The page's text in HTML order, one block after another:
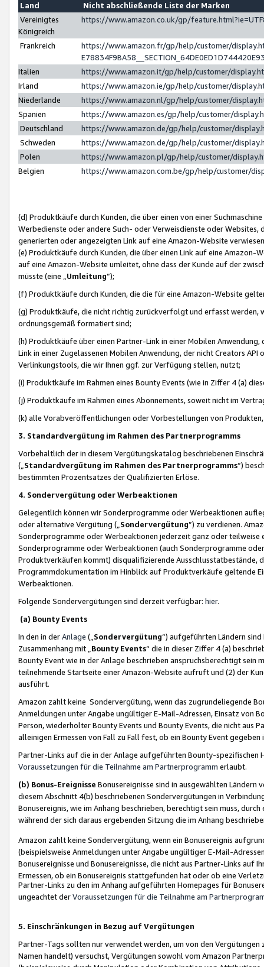
Land
Nicht abschließende Liste der Marken
Vereinigtes
Königreich
https://www.amazon.co.uk/gp/
Frankreich
https://www.amazon.fr/gp/help/customer/
Italien
https://www.amazon.it/gp/help/customer/
Irland
https://www.amazon.ie/gp/help/customer/
Niederlande
https://www.amazon.nl/gp/help/customer/
Spanien
https://www.amazon.es/gp/help/customer/
Deutschland
https://www.amazon.de/gp/help/customer/
Schweden
https://www.amazon.de/gp/help/customer/
Polen
https://www.amazon.pl/gp/help/customer/
Belgien
https://www.amazon.com.be/gp/help/customer/
(d) Produktkäufe durch Kunden, die über einen von einer
Werbedienste oder andere Such- oder Verweisdienste oder Websites,
generierten oder angezeigten Link auf eine Amazon-Website
(e) Produktkäufe durch Kunden, die über einen Link auf eine
auf eine Amazon-Website umleitet, ohne dass der Kunde auf der
müsste (eine „ Umleitung“);
(f) Produktkäufe durch Kunden, die die für eine Amazon-Website
(g) Produktkäufe, die nicht richtig zurückverfolgt und erfasst werden,
ordnungsgemäß formatiert sind;
(h) Produktkäufe über einen Partner-Link in einer Mobilen
Link in einer Zugelassenen Mobilen Anwendung, der nicht Creators
Verlinkungstools, die wir Ihnen ggf. zur Verfügung stellen, nutzt;
(i) Produktkäufe im Rahmen eines Bounty Events (wie in Ziffer 4 (a)
(j) Produktkäufe im Rahmen eines Abonnements, soweit nicht im
(k) alle Vorabveröffentlichungen oder Vorbestellungen von
3. Standardvergütung im Rahmen des Partnerprogramms
Vorbehaltlich der in diesem Vergütungskatalog beschriebenen
(„ Standardvergütung im Rahmen des Partnerprogramms“)
bestimmten Prozentsatzes der Qualifizierten Erlöse.
4. Sondervergütung oder Werbeaktionen
Gelegentlich können wir Sonderprogramme oder Werbeaktionen
oder alternative Vergütung („ Sondervergütung”) zu verdienen.
Sonderprogramme oder Werbeaktionen jederzeit ganz oder
Sonderprogramme oder Werbeaktionen (auch Sonderprogramme
Produktverkäufen kommt) disqualifizierende Ausschlusstatbestände,
Programmdokumentation im Hinblick auf Produktverkäufe geltende
Werbeaktionen.
Folgende Sondervergütungen sind derzeit verfügbar: hier.
(a) Bounty Events
In den in derAnlage („ Sondervergütung“) aufgeführten Ländern
Zusammenhang mit „ Bounty Events“ die in dieser Ziffer 4 (a)
Bounty Event wie in der Anlage beschrieben anspruchsberechtigt sein
teilnehmende Startseite einer Amazon-Website aufruft und (2) der
ausführt.
Amazon zahlt keine Sondervergütung, wenn das zugrundeliegende
Anmeldungen unter Angabe ungültiger E-Mail-Adressen, Einsatz von
Person, wiederholter Bounty Events und Bounty Events, die nicht
alleinigen Ermessen von Fall zu Fall fest, ob ein Bounty Event
Partner-Links auf die in der Anlage aufgeführten Bounty-spezifischen
Voraussetzungen für die Teilnahme am Partnerprogramm erlaubt.
(b) Bonus-Ereignisse Bonusereignisse sind in ausgewählten Ländern
diesem Abschnitt 4(b) beschriebenen Sondervergütungen in
Bonusereignis, wie im Anhang beschrieben, berechtigt sein muss,
während der sich daraus ergebenden Sitzung die im Anhang
Amazon zahlt keine Sondervergütung, wenn ein Bonusereignis
(beispielsweise Anmeldungen unter Angabe ungültiger E-Mail-
Bonusereignisse und Bonusereignisse, die nicht aus Partner-Links auf
Ermessen, ob ein Bonusereignis stattgefunden hat oder ob eine
Partner-Links zu den im Anhang aufgeführten Homepages für
ungeachtet derVoraussetzungen für die Teilnahme am
5. Einschränkungen in Bezug auf Vergütungen
Partner-Tags sollten nur verwendet werden, um von den
Namen handelt) versuchst, Vergütungen sowohl vom Amazon